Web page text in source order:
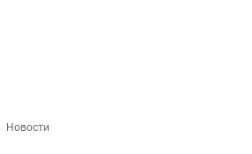
Новости